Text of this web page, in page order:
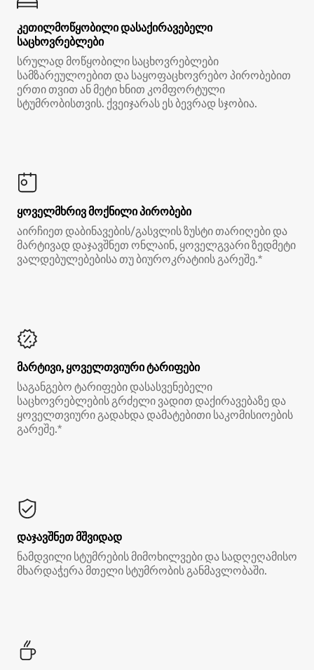
კეთილმოწყობილი დასაქირავებელი
საცხოვრებლები
სრულად მოწყობილი საცხოვრებლები
სამზარეულოებით და საყოფაცხოვრებო პირობებით
ერთი თვით ან მეტი ხნით კომფორტული
სტუმრობისთვის. ქვეიჯარას ეს ბევრად სჯობია.
ყოველმხრივ მოქნილი პირობები
აირჩიეთ დაბინავების/გასვლის ზუსტი თარიღები და
მარტივად დაჯავშნეთ ონლაინ, ყოველგვარი ზედმეტი
ვალდებულებებისა თუ ბიუროკრატიის გარეშე.*
მარტივი, ყოველთვიური ტარიფები
საგანგებო ტარიფები დასასვენებელი
საცხოვრებლების გრძელი ვადით დაქირავებაზე და
ყოველთვიური გადახდა დამატებითი საკომისიოების
გარეშე.*
დაჯავშნეთ მშვიდად
ნამდვილი სტუმრების მიმოხილვები და სადღეღამისო
მხარდაჭერა მთელი სტუმრობის განმავლობაში.